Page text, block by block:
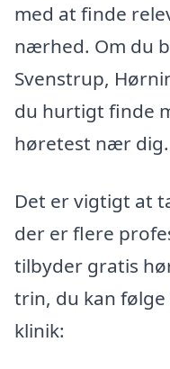
med at finde
nærhed. Om du
Svenstrup,
du hurtigt finde
høretest nær dig.
Det er vigtigt at
der er flere
tilbyder gratis
trin, du kan
klinik: